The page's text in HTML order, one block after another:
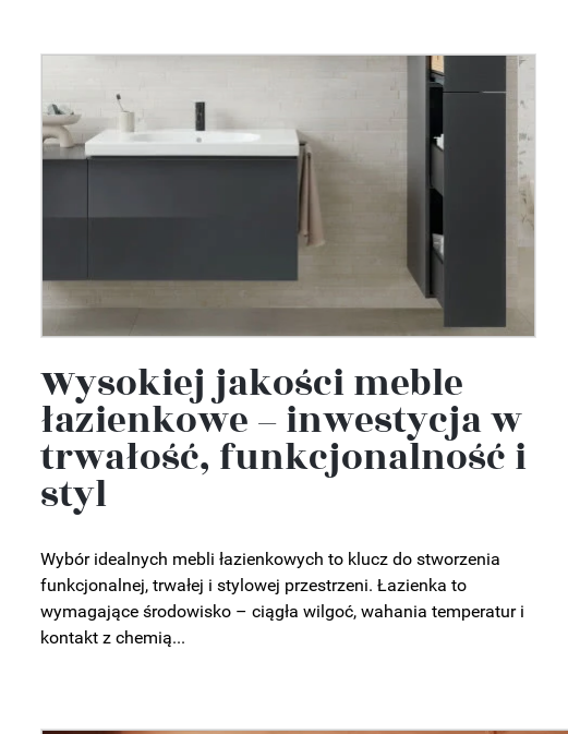
Wysokiej jakości meble
łazienkowe – inwestycja w
trwałość, funkcjonalność i
styl
Wybór idealnych mebli łazienkowych to klucz do stworzenia
funkcjonalnej, trwałej i stylowej przestrzeni. Łazienka to
wymagające środowisko – ciągła wilgoć, wahania temperatur i
kontakt z chemią...